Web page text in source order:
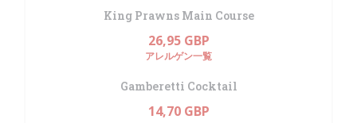
King Prawns Main Course
26,95 GBP
アレルゲン一覧
Gamberetti Cocktail
14,70 GBP